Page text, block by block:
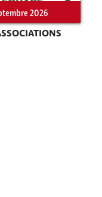
2026